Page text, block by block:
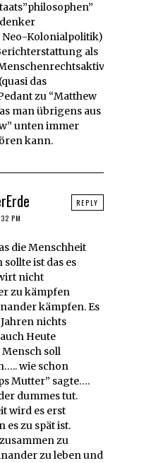
Kolonialpolitik)
als
das
zu “Matthew
man übrigens aus
unten immer
kann.
PM
die Menschheit
ist das es
nicht
zu kämpfen
kämpfen. Es
nichts
Heute
soll
wie schon
Mutter” sagte….
dummes tut.
wird es erst
es zu spät ist.
zu
zu leben und
REPLY